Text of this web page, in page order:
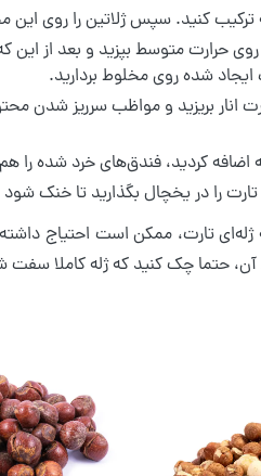
کنید. سپس ژلاتین را روی این مخلوط
شده روی مخلوط بردارید.
انار بریزید و مواظب سرریز شدن
اضافه کردید، فندق‌های خرد شده را
ژله‌ای تارت، ممکن است احتیاج
حتما چک کنید که ژله کاملا سفت